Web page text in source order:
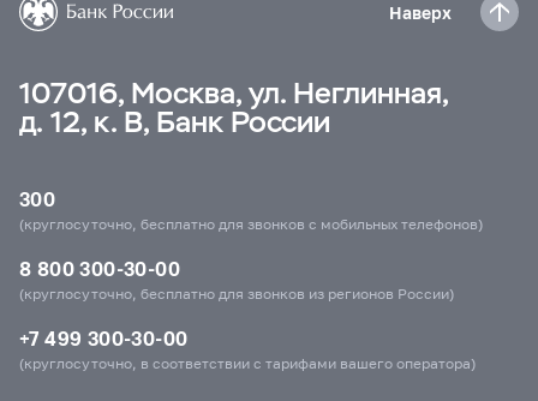
Наверх
107016, Москва, ул. Неглинная,
д. 12, к. В, Банк России
300
(круглосуточно, бесплатно для звонков с мобильных телефонов)
8 800 300-30-00
(круглосуточно, бесплатно для звонков из регионов России)
+7 499 300-30-00
(круглосуточно, в соответствии с тарифами вашего оператора)